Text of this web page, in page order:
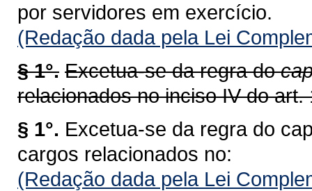
por servidores em exercício.
(Redação dada pela Lei
§ 1°. Excetua-se da regra do
relacionados no inciso IV do art.
§ 1°. Excetua-se da regra do
cargos relacionados no:
(Redação dada pela Lei